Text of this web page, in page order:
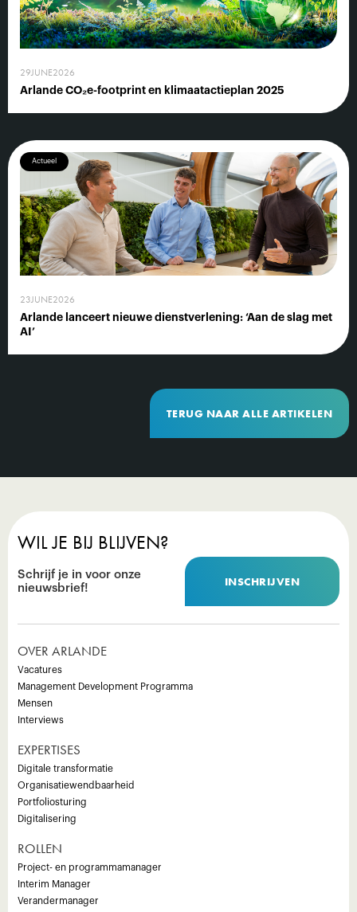
29JUNE2026
Arlande CO₂e-footprint en klimaatactieplan 2025
Actueel
23JUNE2026
Arlande lanceert nieuwe dienstverlening: ‘Aan de slag met
AI’
TERUG NAAR ALLE ARTIKELEN
WIL JE BIJ BLIJVEN?
Schrijf je in voor onze
nieuwsbrief!
INSCHRIJVEN
OVER ARLANDE
Vacatures
Management Development Programma
Mensen
Interviews
EXPERTISES
Digitale transformatie
Organisatiewendbaarheid
Portfoliosturing
Digitalisering
ROLLEN
Project- en programmamanager
Interim Manager
Verandermanager